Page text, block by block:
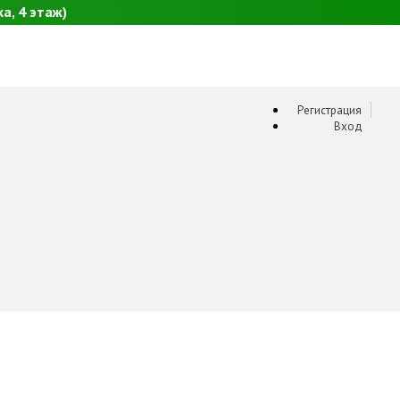
4 этаж)
Регистрация
Вход